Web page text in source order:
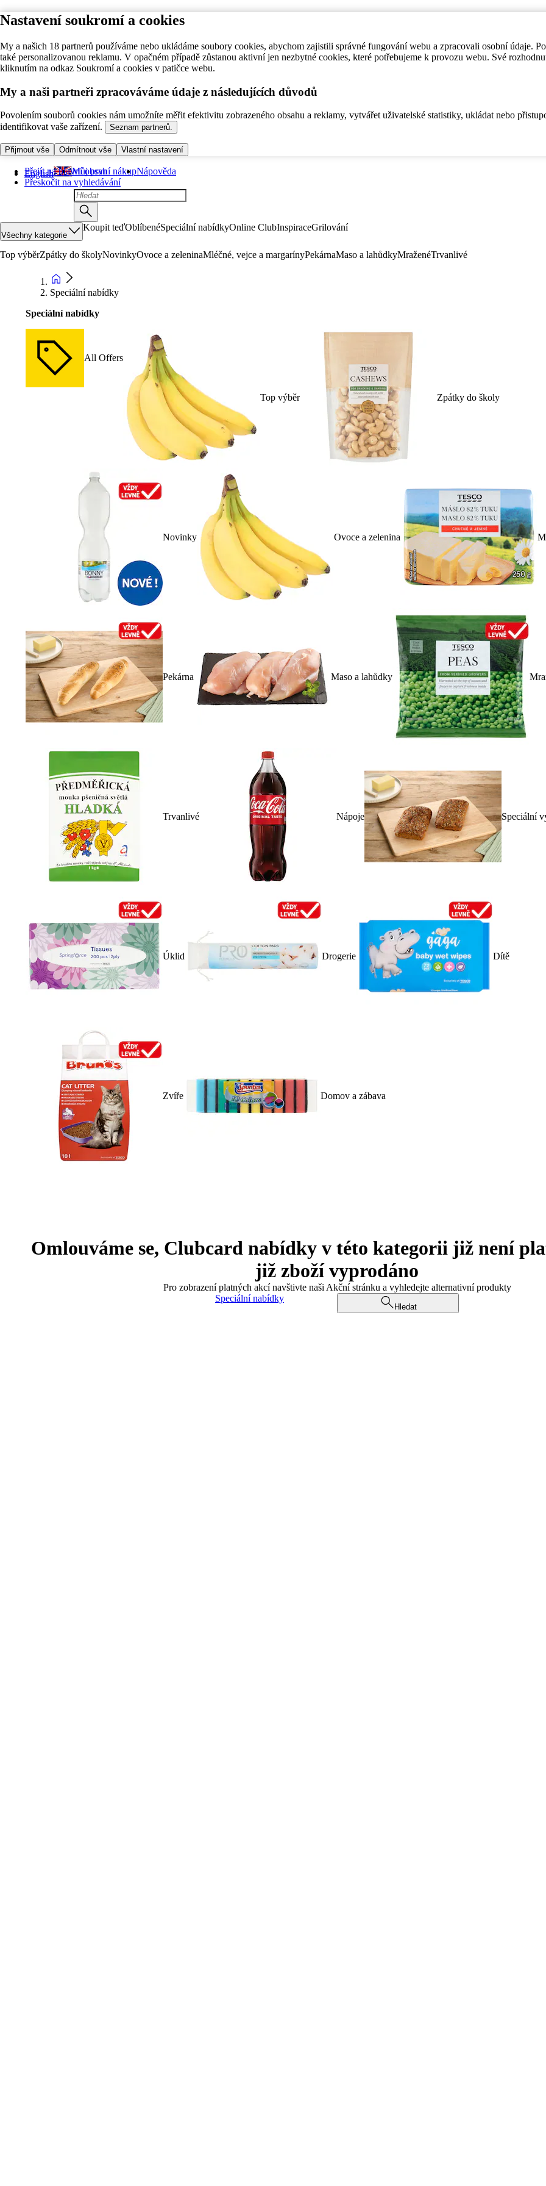
Nastavení soukromí a cookies
My a našich 18 partnerů používáme nebo ukládáme soubory cookies, abychom zajistili správné fungování webu a zpracovali osobní údaje.
také personalizovanou reklamu. V opačném případě zůstanou aktivní jen nezbytné cookies, které potřebujeme k provozu webu. Své
kliknutím na odkaz Soukromí a cookies v patičce webu.
My a naši partneři zpracováváme údaje z následujících důvodů
Povolením souborů cookies nám umožníte měřit efektivitu zobrazeného obsahu a reklamy, vytvářet uživatelské statistiky, ukládat nebo
identifikovat vaše zařízení.
Seznam partnerů.
Přijmout vše Odmítnout vše Vlastní nastavení
Přejít na hlavní obsah
Přeskočit na vyhledávání
English Můj první nákupNápověda
Všechny kategorie
Koupit teďOblíbenéSpeciální nabídkyOnline ClubInspiraceGrilování
Top výběrZpátky do školyNovinkyOvoce a zeleninaMléčné, vejce a margarínyPekárnaMaso a lahůdkyMraženéTrvanlivé
Speciální nabídky
Speciální nabídky
All Offers
Top výběr Zpátky do školy
Novinky Ovoce a zelenina
Pekárna Maso a lahůdky
Trvanlivé Nápoje Speciální
Úklid Drogerie Dítě
Zvíře Domov a zábava
Omlouváme se, Clubcard nabídky v této kategorii již není
již zboží vyprodáno
Pro zobrazení platných akcí navštivte naši Akční stránku a vyhledejte alternativní produkty
Speciální nabídky
Hledat